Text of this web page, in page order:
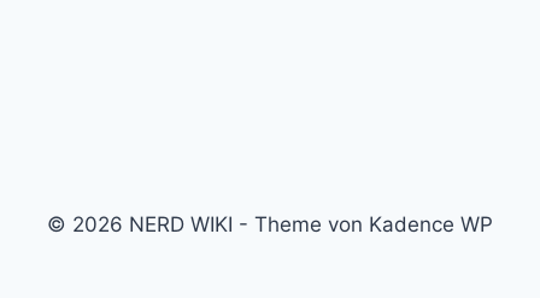
© 2026 NERD WIKI - Theme von Kadence WP